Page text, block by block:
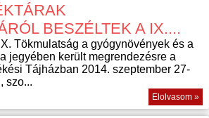
BESZÉLTEK A IX....
Tökmulatság a gyógynövények és a
jegyében került megrendezésre a
Tájházban 2014. szeptember 27-
szo...
Elolvasom »